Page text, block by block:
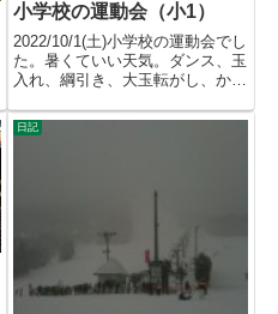
小学校の運動会（小1）
2022/10/1(土)小学校の運動会でし
た。暑くていい天気。ダンス、玉
入れ、綱引き、大玉転がし、かけ
日記